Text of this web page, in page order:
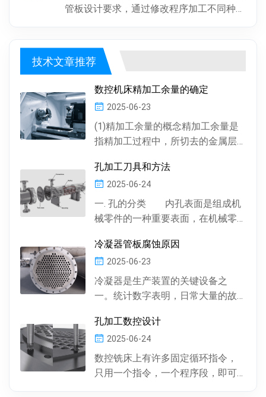
管板设计要求，通过修改程序加工不同种
技术文章推荐
数控机床精加工余量的确定
2025-06-23
(1)精加工余量的概念精加工余量是
指精加工过程中，所切去的金属层
工余量由精加工一次...
孔加工刀具和方法
2025-06-24
一. 孔的分类 内孔表面是组成机
械零件的一种重要表面，在机械零
有圆柱形孔、...
冷凝器管板腐蚀原因
2025-06-23
冷凝器是生产装置的关键设备之
一。统计数字表明，日常大量的故
凝器管材的腐蚀损坏所...
孔加工数控设计
2025-06-24
数控铣床上有许多固定循环指令，
只用一个指令，一个程序段，即可